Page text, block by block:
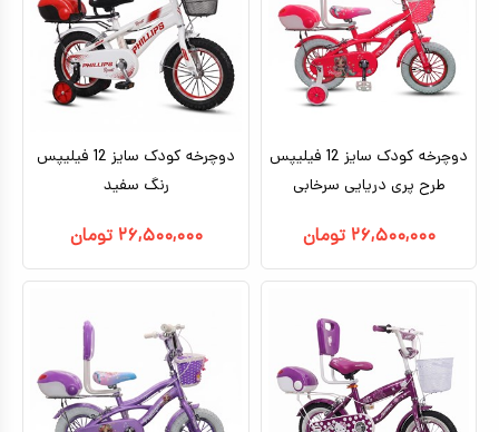
دوچرخه کودک سایز 12 فیلیپس
طرح پری دریایی سرخابی
۲۶,۵۰۰,۰۰۰ تومان
دوچرخه کودک سایز 12 فیلیپس
رنگ سفید
۲۶,۵۰۰,۰۰۰ تومان